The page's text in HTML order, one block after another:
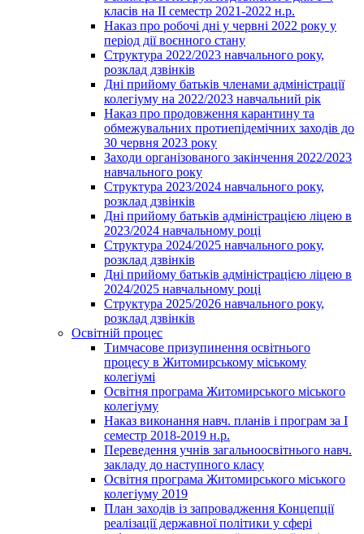
класів на ІІ семестр 2021-2022 н.р.
Наказ про робочі дні у червні 2022 року у
період дії воєнного стану
Структура 2022/2023 навчального року,
розклад дзвінків
Дні прийому батьків членами адміністрації
колегіуму на 2022/2023 навчальний рік
Наказ про продовження карантину та
обмежувальних протиепідемічних заходів до
30 червня 2023 року
Заходи організованого закінчення 2022/2023
навчального року
Структура 2023/2024 навчального року,
розклад дзвінків
Дні прийому батьків адміністрацією ліцею в
2023/2024 навчальному році
Структура 2024/2025 навчального року,
розклад дзвінків
Дні прийому батьків адміністрацією ліцею в
2024/2025 навчальному році
Структура 2025/2026 навчального року,
розклад дзвінків
Освітній процес
Тимчасове призупинення освітнього
процесу в Житомирському міському
колегіумі
Освітня програма Житомирського міського
колегіуму
Наказ виконання навч. планів і програм за І
семестр 2018-2019 н.р.
Переведення учнів загальноосвітнього навч.
закладу до наступного класу
Освітня програма Житомирського міського
колегіуму 2019
План заходів із запровадження Концепції
реалізації державної політики у сфері